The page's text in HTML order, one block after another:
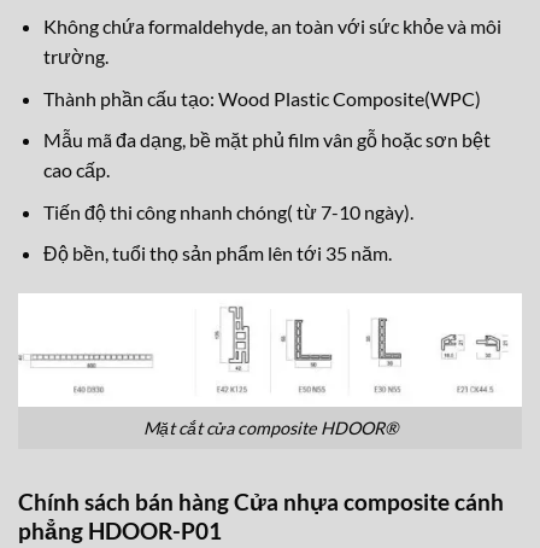
Không chứa formaldehyde, an toàn với sức khỏe và môi
trường.
Thành phần cấu tạo: Wood Plastic Composite(WPC)
Mẫu mã đa dạng, bề mặt phủ film vân gỗ hoặc sơn bệt
cao cấp.
Tiến độ thi công nhanh chóng( từ 7-10 ngày).
Độ bền, tuổi thọ sản phẩm lên tới 35 năm.
Mặt cắt cửa composite HDOOR®
Chính sách bán hàng Cửa nhựa composite cánh
phẳng HDOOR-P01